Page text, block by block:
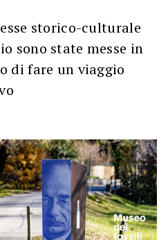
storico-culturale
sono state messe in
di fare un viaggio